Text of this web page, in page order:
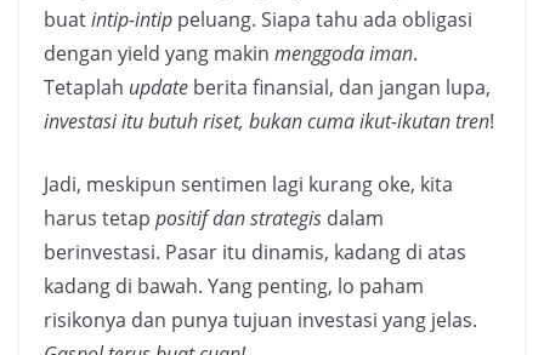
buatintip-intip peluang. Siapa tahu ada obligasi
dengan yield yang makin menggoda iman.
Tetaplah update berita finansial, dan jangan lupa,
investasi itu butuh riset, bukan cuma ikut-ikutan tren!
Jadi, meskipun sentimen lagi kurang oke, kita
harus tetap positif dan strategis dalam
berinvestasi. Pasar itu dinamis, kadang di atas
kadang di bawah. Yang penting, lo paham
risikonya dan punya tujuan investasi yang jelas.